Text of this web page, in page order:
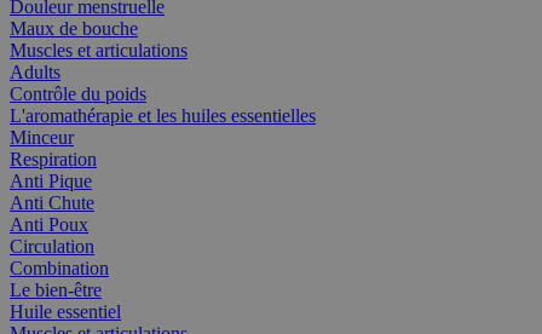
Douleur menstruelle
Maux de bouche
Muscles et articulations
Adults
Contrôle du poids
L'aromathérapie et les huiles essentielles
Minceur
Respiration
Anti Pique
Anti Chute
Anti Poux
Circulation
Combination
Le bien-être
Huile essentiel